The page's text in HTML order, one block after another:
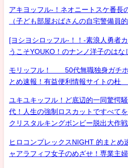
アキヨッフル-！ネオニートスケ番長
（子ども部屋おばさんの自宅警備員
[ヨシヨシロッフル-！！-素浪人勇者
うこそYOUKO！のナンノ洋子のはな
モリッフル！ 50代無職独身ガチホ
とめ速報！有益便利情報サイトの杜
ユキユキッフル！ど底辺的一同驚愕
代！人生の強制ロスカットですべて
クリスタルキングボンビー脱出大作戦
ヒロコンプレックスNIGHT 的まとめ
ャアラフィフ女子のめざせ！専業主